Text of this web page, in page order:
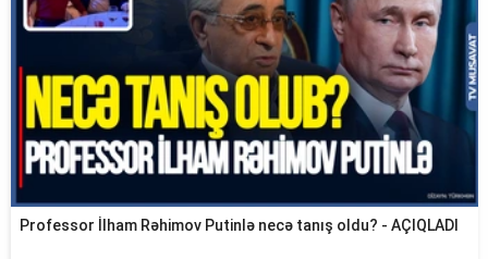
Professor İlham Rəhimov Putinlə necə tanış oldu? - AÇIQLADI